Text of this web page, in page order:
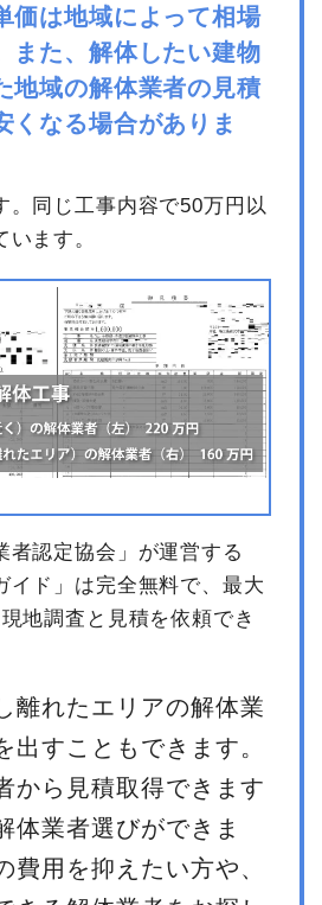
数量 単価
金額
40
坪
32,000
円
1,280,000円
0
0円
1,500,000円
価は地域によって相場
また、解体したい建物
地域の解体業者の見積
くなる場合がありま
。同じ工事内容で50万円以
います。
者認定協会」が運営する
イド」は完全無料で、最大
地調査と見積を依頼でき
離れたエリアの解体業
出すこともできます。
から見積取得できます
体業者選びができま
費用を抑えたい方や、